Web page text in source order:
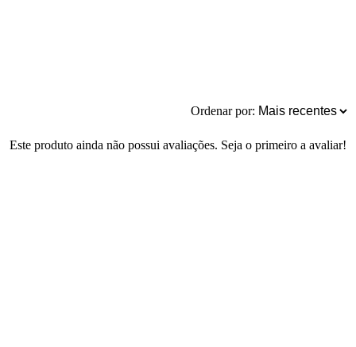
Ordenar por:
Este produto ainda não possui avaliações. Seja o primeiro a avaliar!